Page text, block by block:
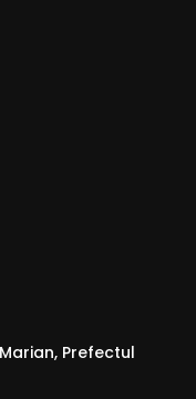
Marian, Prefectul